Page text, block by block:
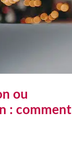
ou
: comment